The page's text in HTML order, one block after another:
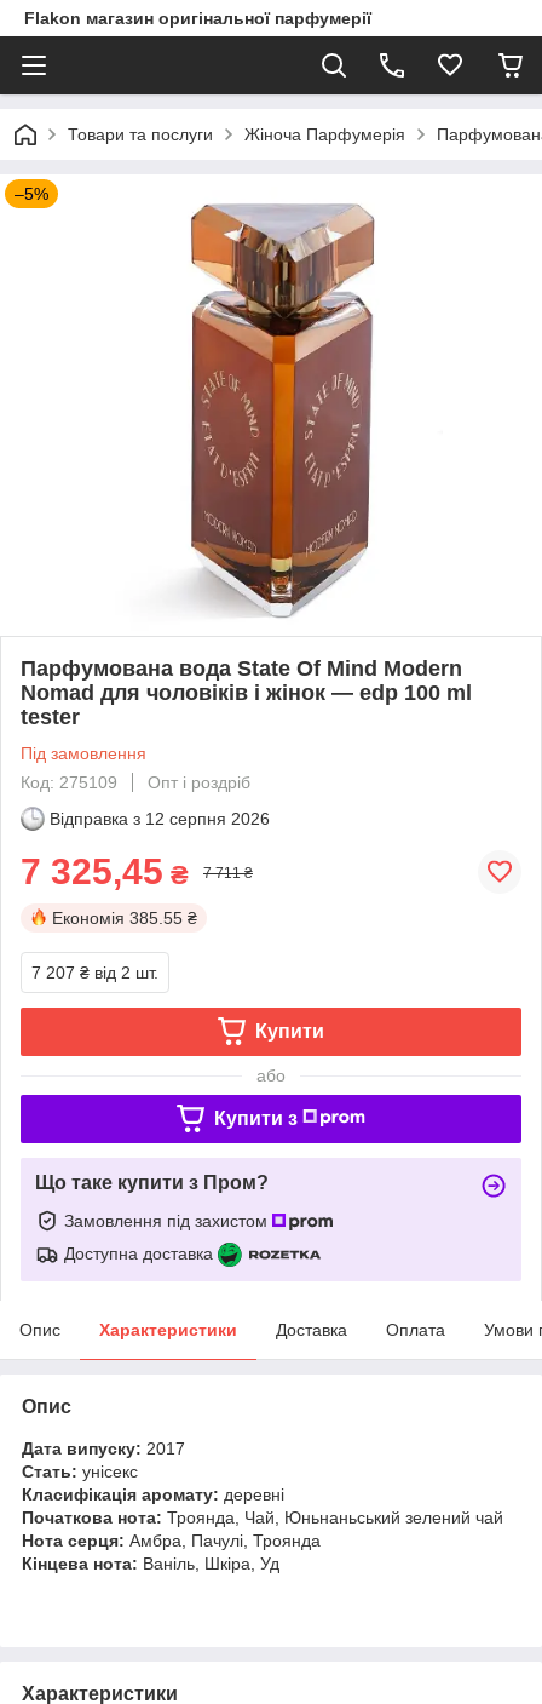
Flakon магазин оригінальної парфумерії
Товари та послуги Жіноча Парфумерія
–5%
Парфумована вода State Of Mind Modern
Nomad для чоловіків і жінок — edp 100 ml
tester
Під замовлення
Код: 275109
Опт і роздріб
Відправка з 12 серпня 2026
7 325,45 ₴ 7 711 ₴
Економія 385.55 ₴
7 207 ₴ від 2 шт.
Купити
або
Купити з
Що таке купити з Пром?
Замовлення під захистом
Доступна доставка
Опис Характеристики Доставка Оплата Умови
Опис
Дата випуску: 2017
Стать: унісекс
Класифікація аромату: деревні
Початкова нота: Троянда, Чай, Юньнаньський зелений чай
Нота серця: Амбра, Пачулі, Троянда
Кінцева нота: Ваніль, Шкіра, Уд
Характеристики